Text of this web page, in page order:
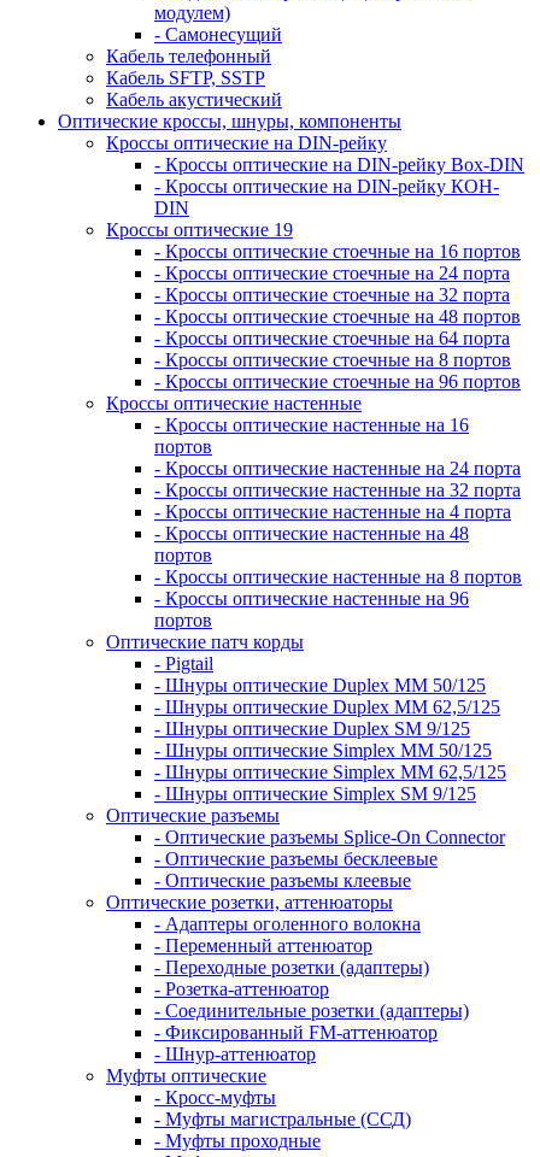
модулем)
- Самонесущий
Кабель телефонный
Кабель SFTP, SSTP
Кабель акустический
Оптические кроссы, шнуры, компоненты
Кроссы оптические на DIN-рейку
- Кроссы оптические на DIN-рейку Box-DIN
- Кроссы оптические на DIN-рейку КОН-
DIN
Кроссы оптические 19
- Кроссы оптические стоечные на 16 портов
- Кроссы оптические стоечные на 24 порта
- Кроссы оптические стоечные на 32 порта
- Кроссы оптические стоечные на 48 портов
- Кроссы оптические стоечные на 64 порта
- Кроссы оптические стоечные на 8 портов
- Кроссы оптические стоечные на 96 портов
Кроссы оптические настенные
- Кроссы оптические настенные на 16
портов
- Кроссы оптические настенные на 24 порта
- Кроссы оптические настенные на 32 порта
- Кроссы оптические настенные на 4 порта
- Кроссы оптические настенные на 48
портов
- Кроссы оптические настенные на 8 портов
- Кроссы оптические настенные на 96
портов
Оптические патч корды
- Pigtail
- Шнуры оптические Duplex MM 50/125
- Шнуры оптические Duplex MM 62,5/125
- Шнуры оптические Duplex SM 9/125
- Шнуры оптические Simplex MM 50/125
- Шнуры оптические Simplex MM 62,5/125
- Шнуры оптические Simplex SM 9/125
Оптические разъемы
- Оптические разъемы Splice-On Connector
- Оптические разъемы бесклеевые
- Оптические разъемы клеевые
Оптические розетки, аттенюаторы
- Адаптеры оголенного волокна
- Переменный аттенюатор
- Переходные розетки (адаптеры)
- Розетка-аттенюатор
- Соединительные розетки (адаптеры)
- Фиксированный FM-аттенюатор
- Шнур-аттенюатор
Муфты оптические
- Кросс-муфты
- Муфты магистральные (ССД)
- Муфты проходные